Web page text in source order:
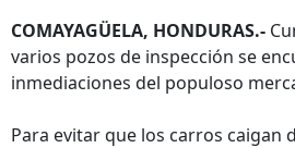
COMAYAGÜELA, HONDURAS.-
varios pozos de inspección se
inmediaciones del populoso
Para evitar que los carros caigan